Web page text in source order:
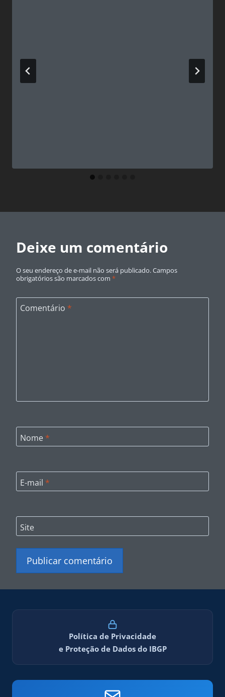
Deixe um comentário
O seu endereço de e-mail não será publicado.Campos
obrigatórios são marcados com *
Comentário *
Nome *
E-mail *
Site
Política de Privacidade
e Proteção de Dados do IBGP